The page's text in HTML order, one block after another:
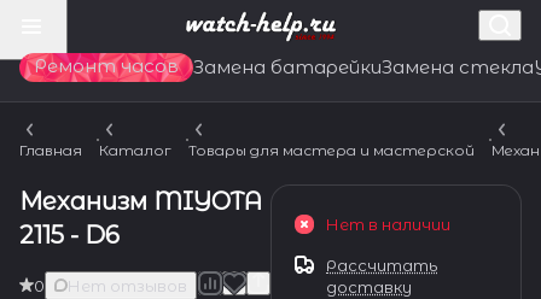
Ремонт часов Замена батарейкиЗамена стекла
Главная Каталог Товары для мастера и мастерской
Механизм MIYOTA
2115 - D6
0
Нет отзывов
Нет в наличии
Рассчитать
доставку